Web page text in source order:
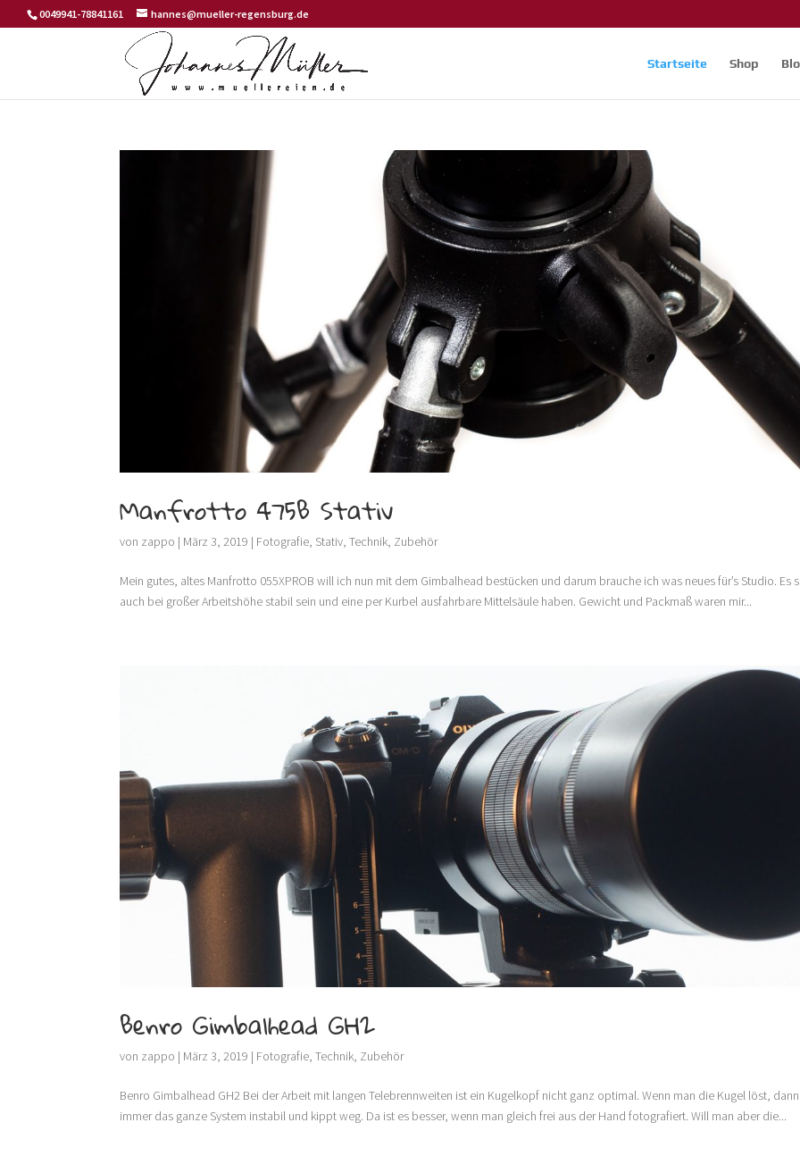
0049941-78841161 hannes@mueller-regensburg.de
Startseite Shop
Manfrotto 475B Stativ
von zappo | März 3, 2019 | Fotografie, Stativ,Technik, Zubehör
Mein gutes, altes Manfrotto 055XPROB will ich nun mit dem Gimbalhead bestücken und darum brauche ich was neues für’s Studio. Es
auch bei großer Arbeitshöhe stabil sein und eine per Kurbel ausfahrbare Mittelsäule haben. Gewicht und Packmaß waren mir...
Benro Gimbalhead GH2
von zappo | März 3, 2019 | Fotografie,Technik, Zubehör
Benro Gimbalhead GH2 Bei der Arbeit mit langen Telebrennweiten ist ein Kugelkopf nicht ganz optimal. Wenn man die Kugel löst,
immer das ganze System instabil und kippt weg. Da ist es besser, wenn man gleich frei aus der Hand fotografiert. Will man aber die...